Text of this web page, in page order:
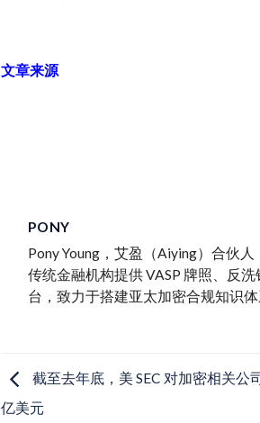
文章来源
PONY
Pony Young，艾盈（Aiying）合伙
传统金融机构提供 VASP 牌照、反
台，致力于搭建亚太加密合规知识体
截至去年底，美 SEC 对加密相关公
亿美元